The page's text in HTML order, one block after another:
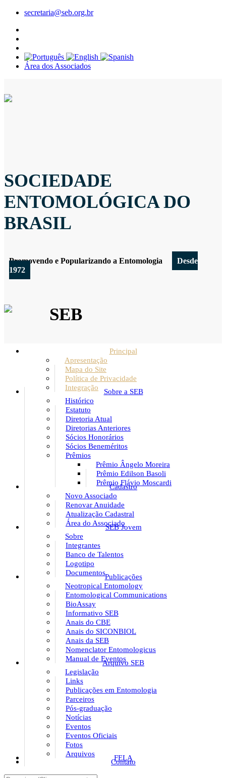
secretaria@seb.org.br
Área dos Associados
SOCIEDADE
ENTOMOLÓGICA DO
BRASIL
Promovendo e Popularizando a Entomologia
Desde
1972
SEB
Principal
Apresentação
Mapa do Site
Política de Privacidade
Integração
Sobre a SEB
Histórico
Estatuto
Diretoria Atual
Diretorias Anteriores
Sócios Honorários
Sócios Beneméritos
Prêmios
Prêmio Ângelo Moreira
Prêmio Edilson Basoli
Prêmio Flávio Moscardi
Cadastro
Novo Associado
Renovar Anuidade
Atualização Cadastral
Área do Associado
SEB Jovem
Sobre
Integrantes
Banco de Talentos
Logotipo
DocumentosPublicações
Neotropical Entomology
Entomological Communications
BioAssay
Informativo SEB
Anais do CBE
Anais do SICONBIOL
Anais da SEB
Nomenclator Entomologicus
Manual de Eventos
Arquivo SEB
Legislação
Links
Publicações em Entomologia
Parceiros
Pós-graduação
Notícias
Eventos
Eventos Oficiais
Fotos
Arquivos
FELA
Contato